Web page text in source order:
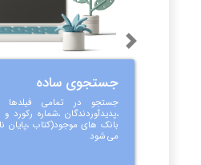
جستجوی ساده
جستجو در تمامی فیلدها
،پدیدآوردندگان ،شماره
بانک های موجود(کتاب ،پایان
می شود
Next